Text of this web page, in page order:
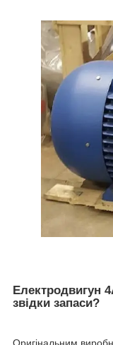
Електродвигун
звідки запаси?